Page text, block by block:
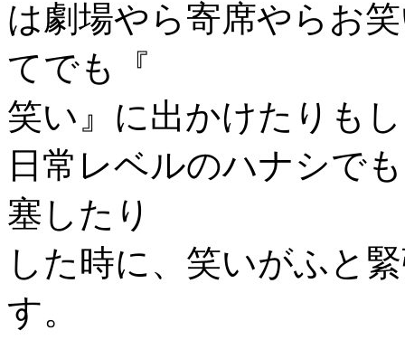
は劇場やら寄席やらお
てでも『
笑い』に出かけたりも
日常レベルのハナシで
塞したり
した時に、笑いがふと
す。